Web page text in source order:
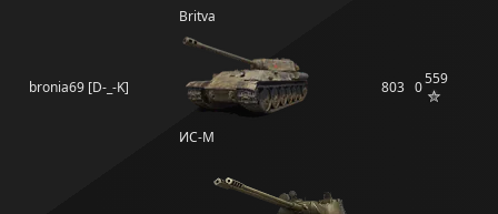
Britva
bronia69 [D-_-K]
ИС-М
803 0559